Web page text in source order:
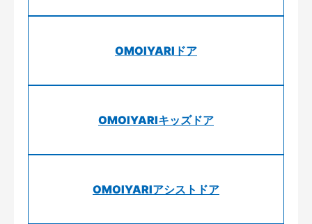
OMOIYARIドア
OMOIYARIキッズドア
OMOIYARIアシストドア